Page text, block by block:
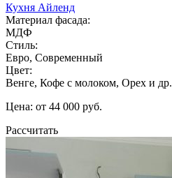
Кухня Айленд
Материал фасада:
МДФ
Стиль:
Евро, Современный
Цвет:
Венге, Кофе с молоком, Орех и др.
Цена: от 44 000 руб.
Рассчитать